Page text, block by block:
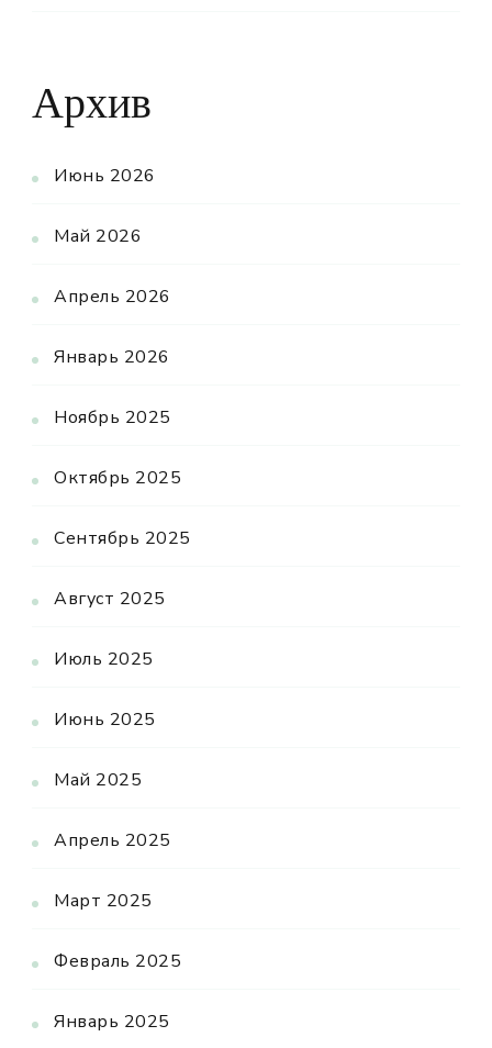
Архив
Июнь 2026
Май 2026
Апрель 2026
Январь 2026
Ноябрь 2025
Октябрь 2025
Сентябрь 2025
Август 2025
Июль 2025
Июнь 2025
Май 2025
Апрель 2025
Март 2025
Февраль 2025
Январь 2025